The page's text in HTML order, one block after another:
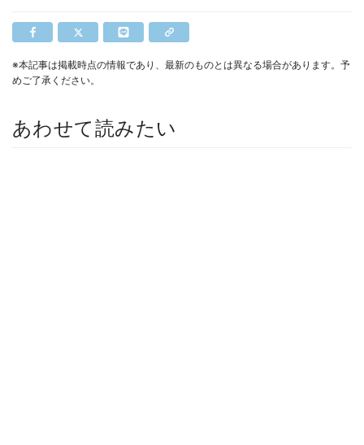
※本記事は掲載時点の情報であり、最新のものとは異なる場合があります。予
めご了承ください。
あわせて読みたい